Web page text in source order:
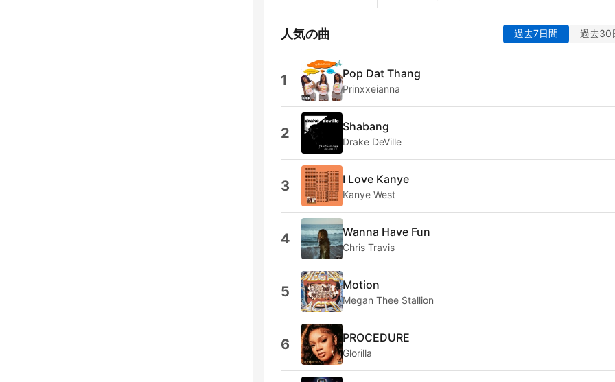
人気の曲 過去7日間 過去30
1 Pop Dat Thang
Prinxxeianna
2 Shabang
Drake DeVille
3 I Love Kanye
Kanye West
4 Wanna Have Fun
Chris Travis
5 Motion
Megan Thee Stallion
6 PROCEDURE
Glorilla